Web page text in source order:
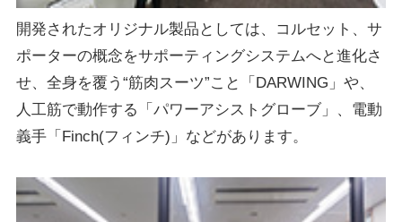
開発されたオリジナル製品としては、コルセット、サ
ポーターの概念をサポーティングシステムへと進化さ
せ、全身を覆う“筋肉スーツ”こと「DARWING」や、
人工筋で動作する「パワーアシストグローブ」、電動
義手「Finch(フィンチ)」などがあります。